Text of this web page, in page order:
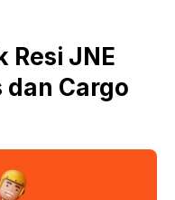
Resi JNE
dan Cargo